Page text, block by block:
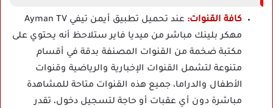
كافة القنوات:
عند تحميل تطبيق أيمن تيفي Ayman TV
مهكر بلينك مباشر من ميديا فاير ستلاحظ أنه يحتوي على
مكتبة ضخمة من القنوات المصنفة بدقة في أقسام
متنوعة لتشمل القنوات الإخبارية والرياضية وقنوات
الأطفال والدراما، جميع هذه القنوات متاحة للمشاهدة
مباشرة دون أي عقبات أو حاجة لتسجيل دخول، تقدر